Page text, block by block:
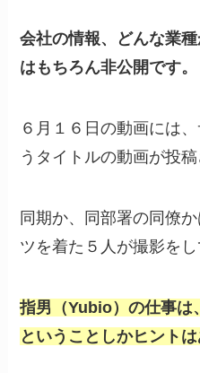
会社の情報、どんな業
はもちろん非公開です。
６月１６日の動画には
うタイトルの動画が投稿
同期か、同部署の同僚
ツを着た５人が撮影をし
指男（Yubio）の仕事は
ということしかヒントは